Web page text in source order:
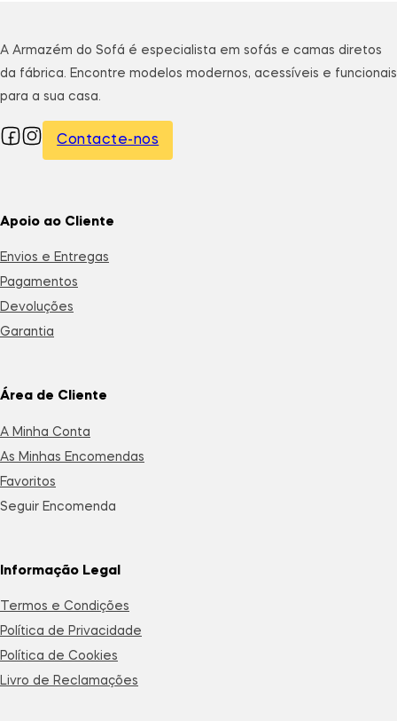
A Armazém do Sofá é especialista em sofás e camas diretos
da fábrica. Encontre modelos modernos, acessíveis e funcionais
para a sua casa.
Contacte-nos
Apoio ao Cliente
Envios e Entregas
Pagamentos
Devoluções
Garantia
Área de Cliente
A Minha Conta
As Minhas Encomendas
Favoritos
Seguir Encomenda
Informação Legal
Termos e Condições
Política de Privacidade
Política de Cookies
Livro de Reclamações